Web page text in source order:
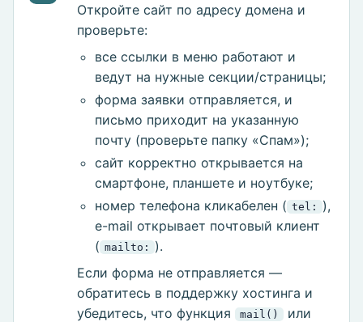
Откройте сайт по адресу домена и
проверьте:
все ссылки в меню работают и
ведут на нужные секции/страницы;
форма заявки отправляется, и
письмо приходит на указанную
почту (проверьте папку «Спам»);
сайт корректно открывается на
смартфоне, планшете и ноутбуке;
номер телефона кликабелен ( tel:
),
e-mail открывает почтовый клиент
( mailto:
).
Если форма не отправляется —
обратитесь в поддержку хостинга и
убедитесь, что функция
mail()
или